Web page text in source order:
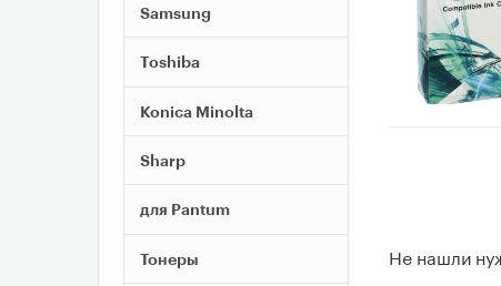
Не нашли
Samsung
Toshiba
Konica Minolta
Sharp
для Pantum
Тонеры